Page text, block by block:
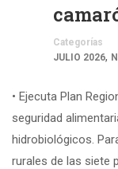
Categorías
JULIO 2026,
• Ejecuta Plan
seguridad
hidrobiológicos.
rurales de las siete